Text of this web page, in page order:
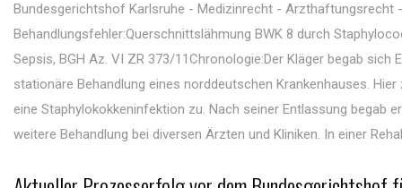
Bundesgerichtshof Karlsruhe - Medizinrecht - Arzthaftungsrecht -
Behandlungsfehler:Querschnittslähmung BWK 8 durch
Sepsis, BGH Az. VI ZR 373/11Chronologie:Der Kläger begab sich
stationäre Behandlung eines norddeutschen Krankenhauses.
eine Staphylokokkeninfektion zu. Nach seiner Entlassung begab
weitere Behandlung bei diversen Ärzten und Kliniken. In einer